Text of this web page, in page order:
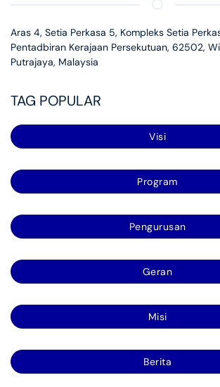
Aras 4, Setia Perkasa 5, Kompleks Setia
Pentadbiran Kerajaan Persekutuan, 62502,
Putrajaya, Malaysia
TAG POPULAR
Visi
Program
Pengurusan
Geran
Misi
Berita